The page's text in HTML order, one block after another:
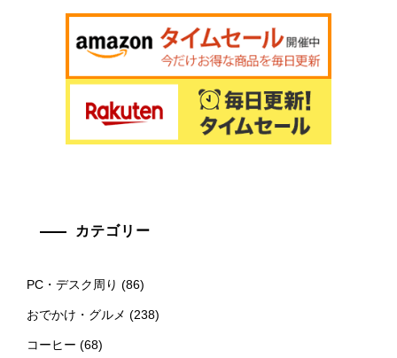
カテゴリー
PC・デスク周り (86)
おでかけ・グルメ (238)
コーヒー (68)